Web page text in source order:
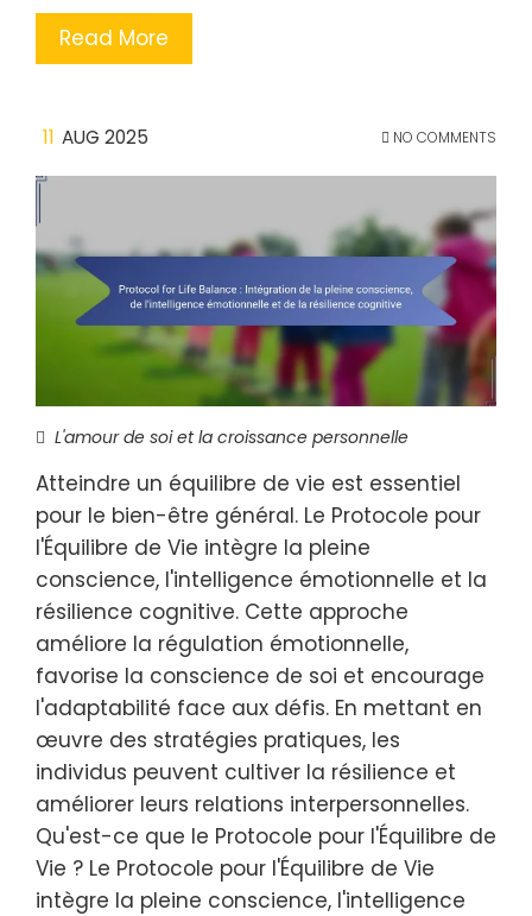
Read More
11 AUG 2025 NO COMMENTS
L'amour de soi et la croissance personnelle
Atteindre un équilibre de vie est essentiel
pour le bien-être général. Le Protocole pour
l'Équilibre de Vie intègre la pleine
conscience, l'intelligence émotionnelle et la
résilience cognitive. Cette approche
améliore la régulation émotionnelle,
favorise la conscience de soi et encourage
l'adaptabilité face aux défis. En mettant en
œuvre des stratégies pratiques, les
individus peuvent cultiver la résilience et
améliorer leurs relations interpersonnelles.
Qu'est-ce que le Protocole pour l'Équilibre de
Vie ? Le Protocole pour l'Équilibre de Vie
intègre la pleine conscience, l'intelligence